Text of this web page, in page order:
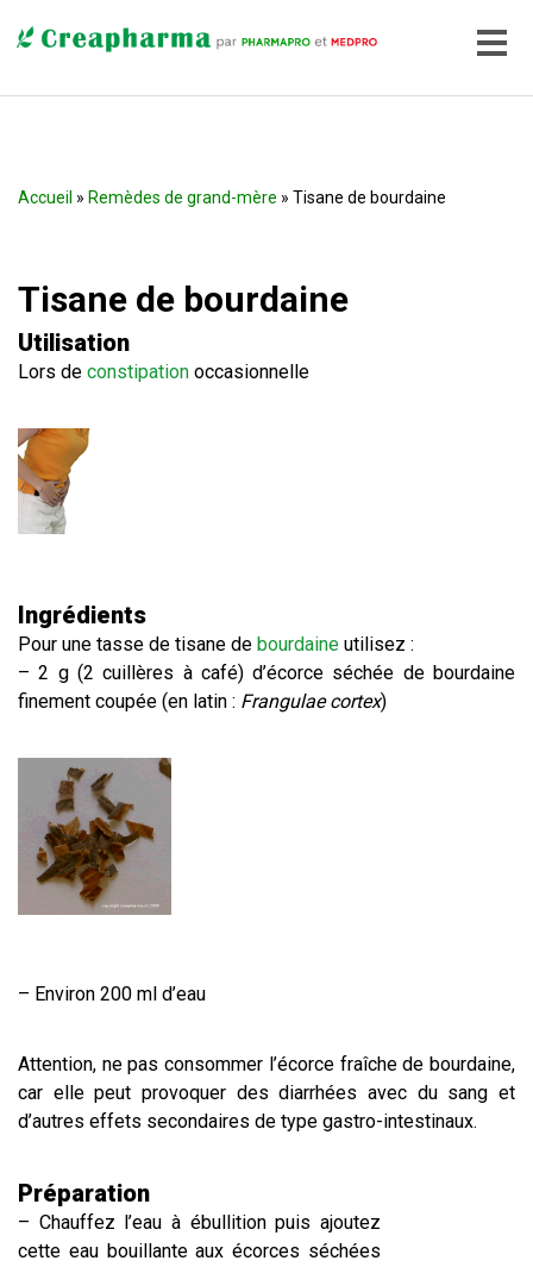
Accueil » Remèdes de grand-mère » Tisane de bourdaine
Tisane de bourdaine
Utilisation
Lors de constipation occasionnelle
Ingrédients
Pour une tasse de tisane de bourdaine utilisez :
– 2 g (2 cuillères à café) d’écorce séchée de bourdaine
finement coupée (en latin : Frangulae cortex)
– Environ 200 ml d’eau
Attention, ne pas consommer l’écorce fraîche de bourdaine,
car elle peut provoquer des diarrhées avec du sang et
d’autres effets secondaires de type gastro-intestinaux.
Préparation
– Chauffez l’eau à ébullition puis ajoutez
cette eau bouillante aux écorces séchées